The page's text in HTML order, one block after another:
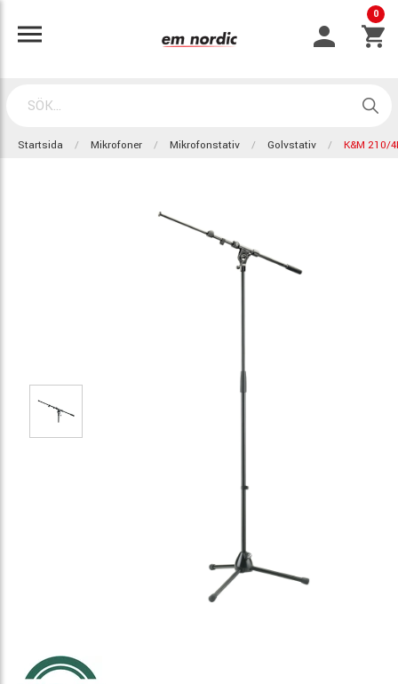
0
Startsida Mikrofoner Mikrofonstativ Golvstativ K&M 210/